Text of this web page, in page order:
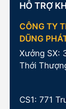
HỖ TRỢ
CÔNG TY
DŨNG
Xưởng SX:
Thới
CS1: 771